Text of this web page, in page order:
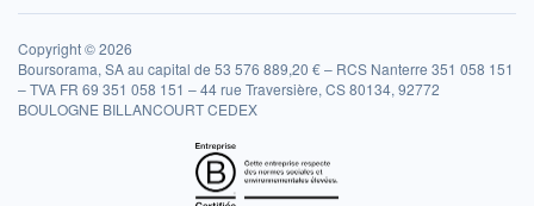
Copyright © 2026
Boursorama, SA au capital de 53 576 889,20 € – RCS Nanterre 351 058 151
– TVA FR 69 351 058 151 – 44 rue Traversière, CS 80134, 92772
BOULOGNE BILLANCOURT CEDEX